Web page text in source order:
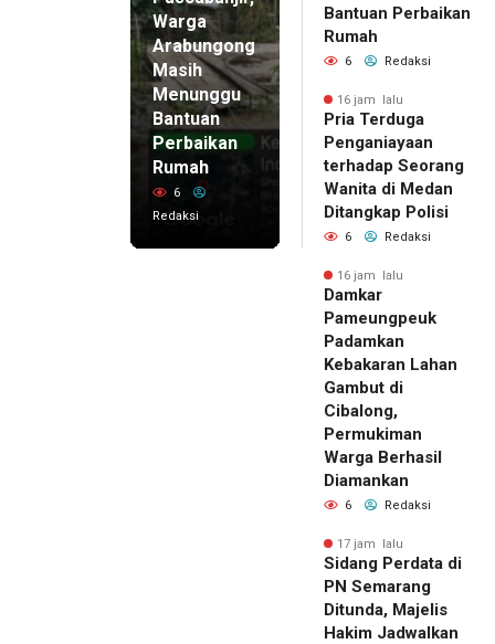
Warga
Arabungong
Masih
Menunggu
Bantuan
Perbaikan
Rumah
6
Redaksi
Bantuan Perbaikan
Rumah
6 Redaksi
16 jam lalu
Pria Terduga
Penganiayaan
terhadap Seorang
Wanita di Medan
Ditangkap Polisi
6 Redaksi
16 jam lalu
Damkar
Pameungpeuk
Padamkan
Kebakaran Lahan
Gambut di
Cibalong,
Permukiman
Warga Berhasil
Diamankan
6 Redaksi
17 jam lalu
Sidang Perdata di
PN Semarang
Ditunda, Majelis
Hakim Jadwalkan